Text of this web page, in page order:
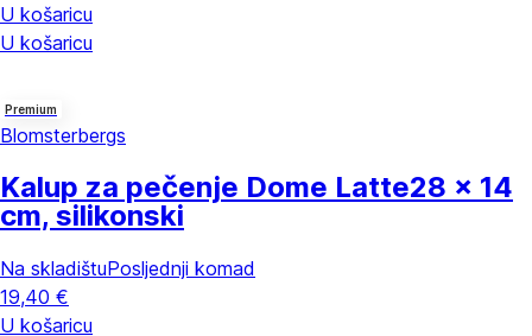
U košaricu
U košaricu
Premium
Blomsterbergs
Kalup za pečenje Dome Latte28 x 14
cm, silikonski
Na skladištuPosljednji komad
19,40 €
U košaricu